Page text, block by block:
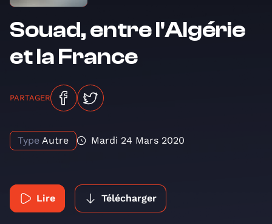
Souad, entre l'Algérie
et la France
PARTAGER
Type Autre Mardi 24 Mars 2020
Lire Télécharger